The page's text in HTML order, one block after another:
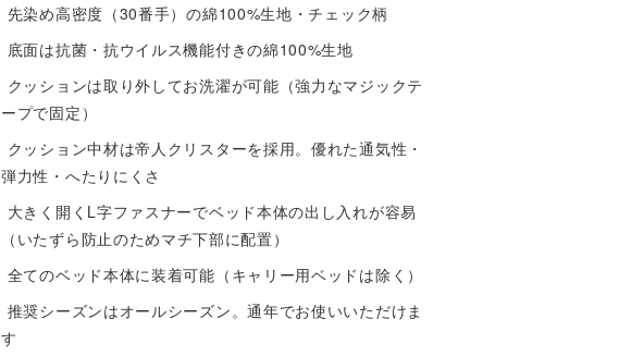
先染め高密度（30番手）の綿100%生地・チェック柄
底面は抗菌・抗ウイルス機能付きの綿100%生地
クッションは取り外してお洗濯が可能（強力なマジックテ
ープで固定）
クッション中材は帝人クリスターを採用。優れた通気性・
弾力性・へたりにくさ
大きく開くL字ファスナーでベッド本体の出し入れが容易
（いたずら防止のためマチ下部に配置）
全てのベッド本体に装着可能（キャリー用ベッドは除く）
推奨シーズンはオールシーズン。通年でお使いいただけま
す